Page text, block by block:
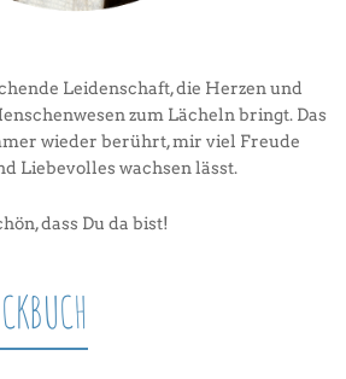
Leidenschaft, die Herzen und
zum Lächeln bringt. Das
wieder berührt, mir viel Freude
Liebevolles wachsen lässt.
dass Du da bist!